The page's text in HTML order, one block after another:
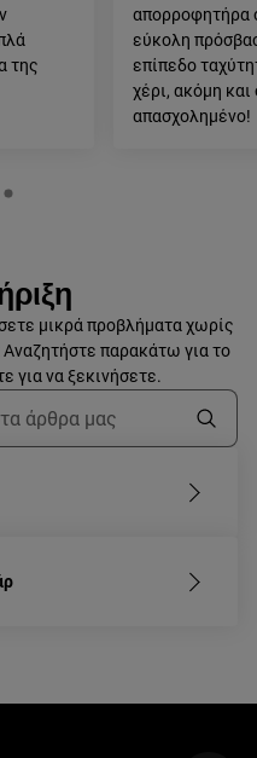
της
απορροφητήρα
εύκολη
επίπεδο
χέρι, ακόμη και
απασχολημένο!
μικρά προβλήματα χωρίς
Αναζητήστε παρακάτω για το
για να ξεκινήσετε.